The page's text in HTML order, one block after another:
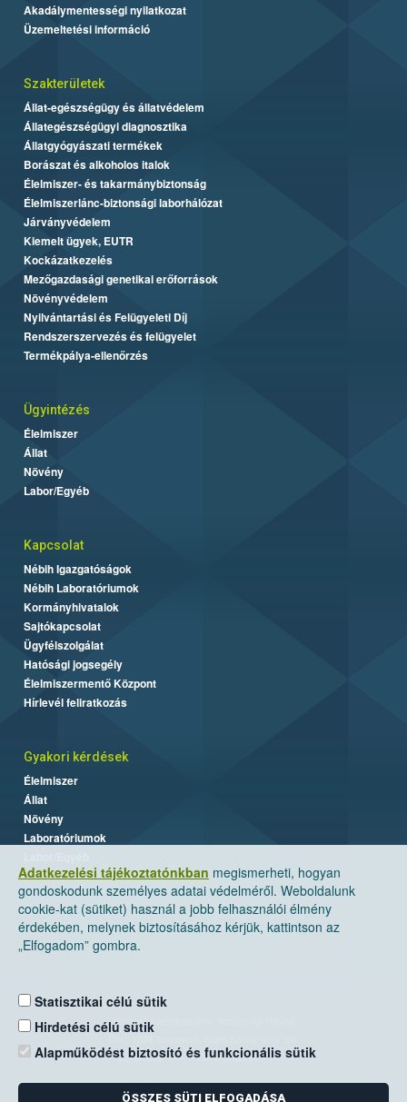
Adatkezelési tájékoztatónkban megismerheti, hogyan
gondoskodunk személyes adatai védelméről. Weboldalunk
cookie-kat (sütiket) használ a jobb felhasználói élmény
érdekében, melynek biztosításához kérjük, kattintson az
„Elfogadom” gombra.
Statisztikai célú sütik
Hirdetési célú sütik
Alapműködést biztosító és funkcionális sütik
ÖSSZES SÜTI ELFOGADÁSA
Akadálymentességi nyilatkozat
Üzemeltetési információ
Szakterületek
Állat-egészségügy és állatvédelem
Állategészségügyi diagnosztika
Állatgyógyászati termékek
Borászat és alkoholos italok
Élelmiszer- és takarmánybiztonság
Élelmiszerlánc-biztonsági laborhálózat
Járványvédelem
Kiemelt ügyek, EUTR
Kockázatkezelés
Mezőgazdasági genetikai erőforrások
Növényvédelem
Nyilvántartási és Felügyeleti Díj
Rendszerszervezés és felügyelet
Termékpálya-ellenőrzés
Ügyintézés
Élelmiszer
Állat
Növény
Labor/Egyéb
Kapcsolat
Nébih Igazgatóságok
Nébih Laboratóriumok
Kormányhivatalok
Sajtókapcsolat
Ügyfélszolgálat
Hatósági jogsegély
Élelmiszermentő Központ
Hírlevél feliratkozás
Gyakori kérdések
Élelmiszer
Állat
Növény
Laboratóriumok
Nemzeti Élelmiszerlánc-biztonsági Hivatal
Levelezési cím: 1525 Budapest. Pf. 30.